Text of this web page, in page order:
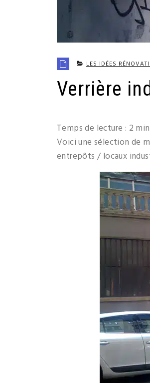
LES IDÉES
Verrière
Temps de lecture : 2
Voici une sélection de
entrepôts / locaux